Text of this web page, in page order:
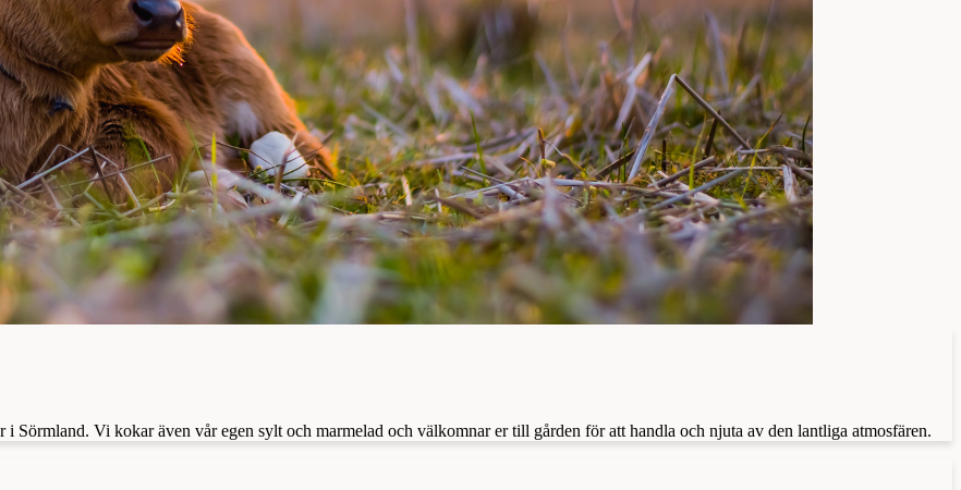
Sörmland. Vi kokar även vår egen sylt och marmelad och välkomnar er till gården för att handla och njuta av den lantliga atmosfären.